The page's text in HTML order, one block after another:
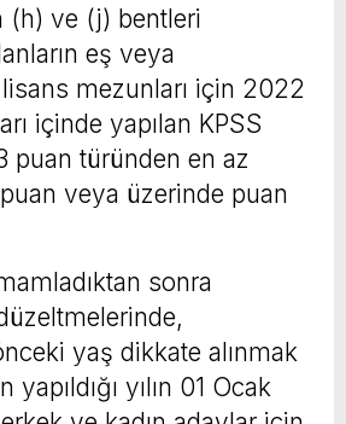
(h) ve (j) bentleri
eş veya
mezunları için 2022
içinde yapılan KPSS
puan türünden en az
veya üzerinde puan
sonra
yaş dikkate alınmak
yapıldığı yılın 01 Ocak